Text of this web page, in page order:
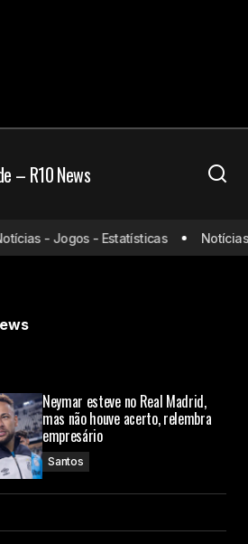
– R10 News
rejeita investida do
por Luis Díaz, que segue
no mercado europeu
- Jogos - Estatísticas Notícias -
Neymar esteve no Real Madrid,
mas não houve acerto, relembra
empresário
Santos